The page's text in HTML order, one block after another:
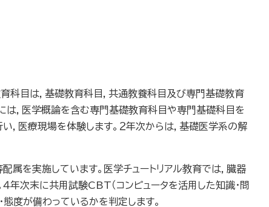
科目は，基礎教育科目，共通教養科目及び専門基礎教育
は，医学概論を含む専門基礎教育科目や専門基礎科目を
，医療現場を体験します。２年次からは，基礎医学系の解
を実施しています。医学チュートリアル教育では，臓器
年次末に共用試験CBT（コンピュータを活用した知識・問
度が備わっているかを判定します。